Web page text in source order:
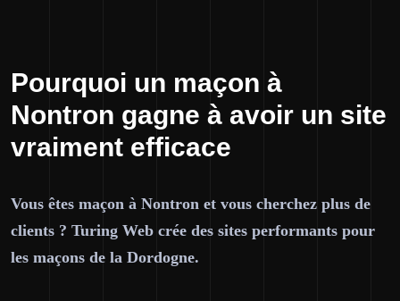
Pourquoi un maçon à
Nontron gagne à avoir un site
vraiment efficace
Vous êtes maçon à Nontron et vous cherchez plus de
clients ? Turing Web crée des sites performants pour
les maçons de la Dordogne.